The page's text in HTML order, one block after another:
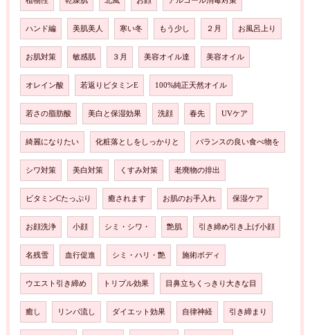
ハンド編 美肌美人 寒い冬 もう少し ２月 お風呂上り
お肌対策 敏感肌 ３月 美容オイル達 美容オイル
オレイン酸 若返りビタミンE 100%純正天然オイル
若さの脂肪酸 美白と保湿効果 洗顔 春先 UVケア
綺麗になりたい 化粧落としをしっかりと バランスの良い食べ物を
シワ対策 美白対策 くすみ対策 老廃物の排出
ビタミンCたっぷり 癒されます お肌のお手入れ 保湿ケア
お顔洗浄 小顔 シミ・シワ・ 艶肌 引き締め引き上げ小顔
名残雪 血行促進 シミ・ハリ・艶 施術ボディ
ウエスト引き締め トリプル効果 目鼻立ちくっきり大きな目
癒し リンパ流し ダイエット効果 自律神経 引き締まり